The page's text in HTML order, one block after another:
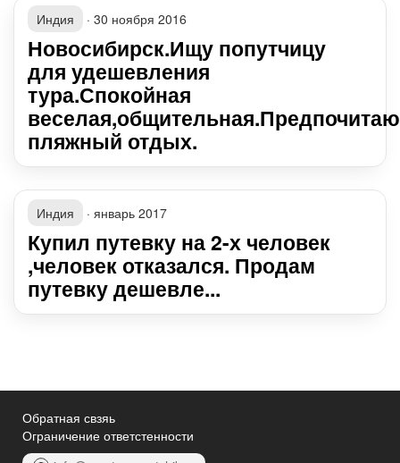
Индия · 30 ноября 2016
Новосибирск.Ищу попутчицу
для удешевления
тура.Спокойная
веселая,общительная.Предпочитаю
пляжный отдых.
Индия · январь 2017
Купил путевку на 2-х человек
,человек отказался. Продам
путевку дешевле...
Обратная свзяь
Ограничение ответстенности